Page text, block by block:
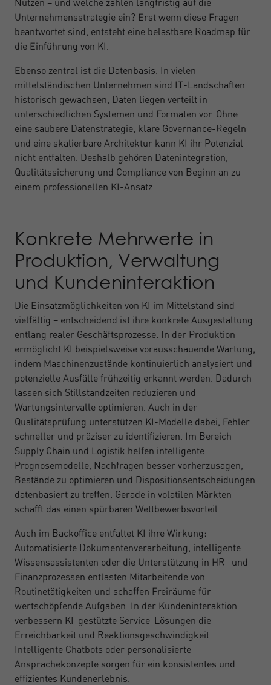
Unternehmensstrategie ein? Erst wenn diese Fragen
beantwortet sind, entsteht eine belastbare Roadmap für
die Einführung von KI.
Ebenso zentral ist die Datenbasis. In vielen
mittelständischen Unternehmen sind IT-Landschaften
historisch gewachsen, Daten liegen verteilt in
unterschiedlichen Systemen und Formaten vor. Ohne
eine saubere Datenstrategie, klare Governance-Regeln
und eine skalierbare Architektur kann KI ihr Potenzial
nicht entfalten. Deshalb gehören Datenintegration,
Qualitätssicherung und Compliance von Beginn an zu
einem professionellen KI-Ansatz.
Konkrete Mehrwerte in
Produktion, Verwaltung
und Kundeninteraktion
Die Einsatzmöglichkeiten von KI im Mittelstand sind
vielfältig – entscheidend ist ihre konkrete Ausgestaltung
entlang realer Geschäftsprozesse. In der Produktion
ermöglicht KI beispielsweise vorausschauende Wartung,
indem Maschinenzustände kontinuierlich analysiert und
potenzielle Ausfälle frühzeitig erkannt werden. Dadurch
lassen sich Stillstandzeiten reduzieren und
Wartungsintervalle optimieren. Auch in der
Qualitätsprüfung unterstützen KI-Modelle dabei, Fehler
schneller und präziser zu identifizieren. Im Bereich
Supply Chain und Logistik helfen intelligente
Prognosemodelle, Nachfragen besser vorherzusagen,
Bestände zu optimieren und Dispositionsentscheidungen
datenbasiert zu treffen. Gerade in volatilen Märkten
schafft das einen spürbaren Wettbewerbsvorteil.
Auch im Backoffice entfaltet KI ihre Wirkung:
Automatisierte Dokumentenverarbeitung, intelligente
Wissensassistenten oder die Unterstützung in HR- und
Finanzprozessen entlasten Mitarbeitende von
Routinetätigkeiten und schaffen Freiräume für
wertschöpfende Aufgaben. In der Kundeninteraktion
verbessern KI-gestützte Service-Lösungen die
Erreichbarkeit und Reaktionsgeschwindigkeit.
Intelligente Chatbots oder personalisierte
Ansprachekonzepte sorgen für ein konsistentes und
effizientes Kundenerlebnis.